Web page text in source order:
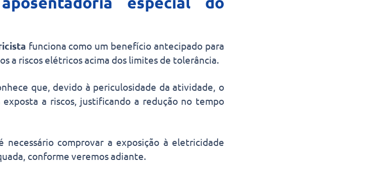
funciona como um benefício antecipado para
a riscos elétricos acima dos limites de tolerância.
que, devido à periculosidade da atividade, o
a riscos, justificando a redução no tempo
necessário comprovar a exposição à eletricidade
conforme veremos adiante.